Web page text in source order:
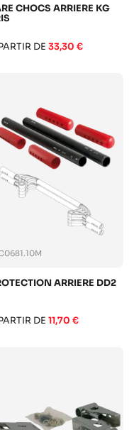
CHOCS ARRIERE KG
DE 33,30 €
ARRIERE DD2
DE 11,70 €